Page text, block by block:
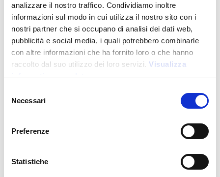
analizzare il nostro traffico. Condividiamo inoltre
informazioni sul modo in cui utilizza il nostro sito con i
nostri partner che si occupano di analisi dei dati web,
pubblicità e social media, i quali potrebbero combinarle
con altre informazioni che ha fornito loro o che hanno
raccolto dal suo utilizzo dei loro servizi. Visualizza
informativa completa
delNecessari
Preferenze
Statistiche
22453
Porta pranzo in PP, con posate incluse. NON ADATTO
4,500€